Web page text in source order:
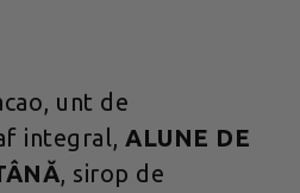
unt de
integral, ALUNE DE
, sirop de